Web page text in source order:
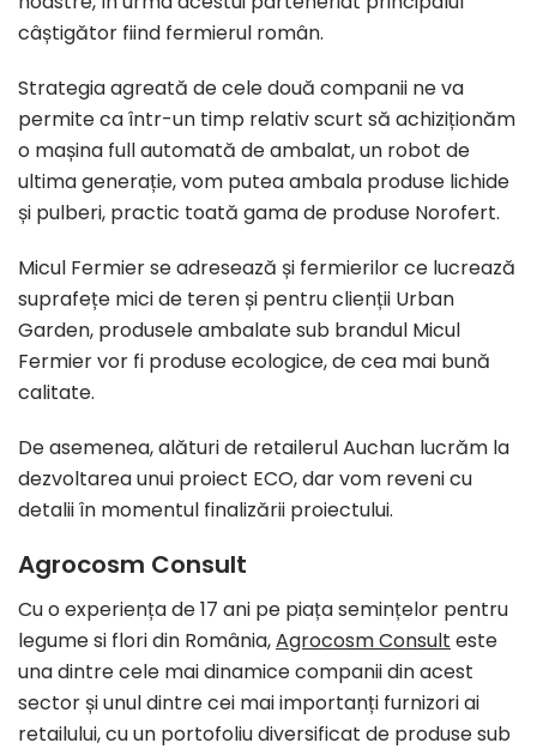
câștigător fiind fermierul român.
Strategia agreată de cele două companii ne va
permite ca într-un timp relativ scurt să achiziționăm
o mașina full automată de ambalat, un robot de
ultima generație, vom putea ambala produse lichide
și pulberi, practic toată gama de produse Norofert.
Micul Fermier se adresează și fermierilor ce lucrează
suprafețe mici de teren și pentru clienții Urban
Garden, produsele ambalate sub brandul Micul
Fermier vor fi produse ecologice, de cea mai bună
calitate.
De asemenea, alături de retailerul Auchan lucrăm la
dezvoltarea unui proiect ECO, dar vom reveni cu
detalii în momentul finalizării proiectului.
Agrocosm Consult
Cu o experiența de 17 ani pe piața semințelor pentru
legume si flori din România,Agrocosm Consult este
una dintre cele mai dinamice companii din acest
sector și unul dintre cei mai importanți furnizori ai
retailului, cu un portofoliu diversificat de produse sub